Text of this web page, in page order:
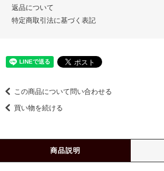
返品について
特定商取引法に基づく表記
この商品について問い合わせる
買い物を続ける
商品説明